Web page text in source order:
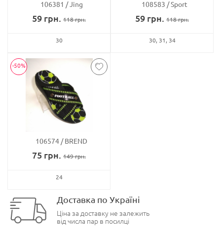
106381 Jing
59 грн. 118грн.
30
108583 Sport
59 грн. 118грн.
30 31 34
-50%
106574 BREND
75 грн. 149грн.
24
Доставка по Україні
Ціна за доставку не залежить
від числа пар в посилці